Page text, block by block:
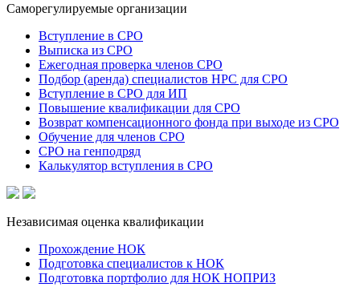
Саморегулируемые организации
Вступление в СРО
Выписка из СРО
Ежегодная проверка членов СРО
Подбор (аренда) специалистов НРС для СРО
Вступление в СРО для ИП
Повышение квалификации для СРО
Возврат компенсационного фонда при выходе из СРО
Обучение для членов СРО
СРО на генподряд
Калькулятор вступления в СРО
Независимая оценка квалификации
Прохождение НОК
Подготовка специалистов к НОК
Подготовка портфолио для НОК НОПРИЗ